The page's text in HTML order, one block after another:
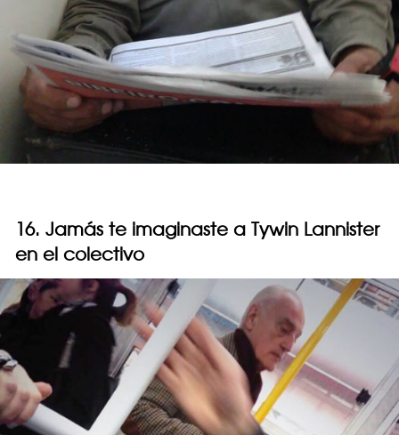
16. Jamás te imaginaste a Tywin Lannister
en el colectivo